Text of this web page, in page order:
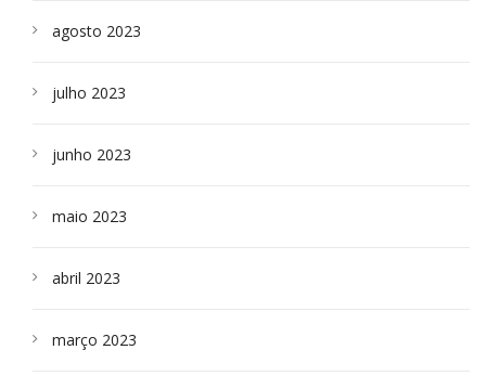
agosto 2023
julho 2023
junho 2023
maio 2023
abril 2023
março 2023